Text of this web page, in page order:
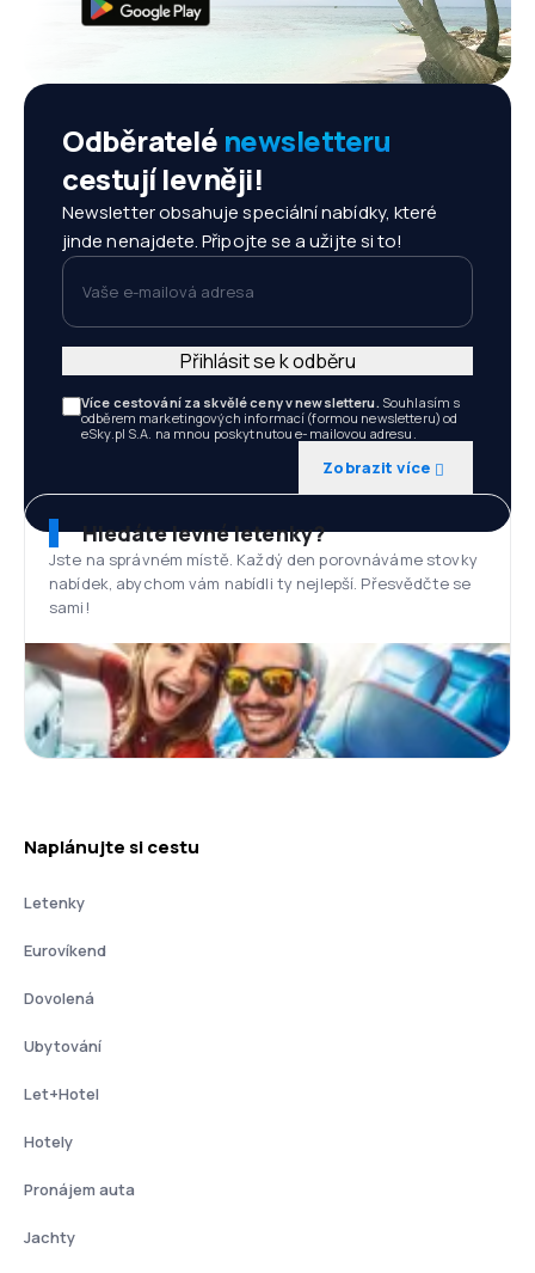
Odběratelé newsletteru
cestují levněji!
Newsletter obsahuje speciální nabídky, které
jinde nenajdete. Připojte se a užijte si to!
Vaše e-mailová adresa
Více cestování za skvělé ceny v newsletteru. Souhlasím s
odběrem marketingových informací (formou newsletteru) od
eSky.pl S.A. na mnou poskytnutou e-mailovou adresu.
Zobrazit více
Přihlásit se k odběru
Hledáte levné letenky?
Jste na správném místě. Každý den porovnáváme stovky
nabídek, abychom vám nabídli ty nejlepší. Přesvědčte se
sami!
Naplánujte si cestu
Letenky
Eurovíkend
Dovolená
Ubytování
Let+Hotel
Hotely
Pronájem auta
Jachty